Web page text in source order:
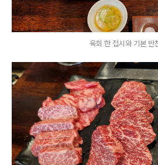
육회 한 접시와 기본 반